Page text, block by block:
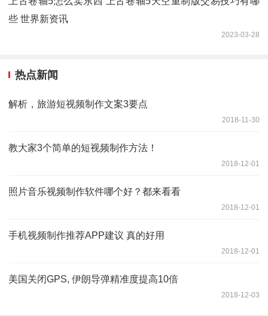
些 世界新资讯
2023-03-28
热点新闻
解析，旅游短视频制作文案3要点
2018-11-30
教大家3个简单的短视频制作方法！
2018-12-01
照片音乐视频制作软件哪个好？都来看看
2018-12-01
手机视频制作推荐APP建议 真的好用
2018-12-01
美国关闭GPS, 伊朗导弹精准度提高10倍
2018-12-03